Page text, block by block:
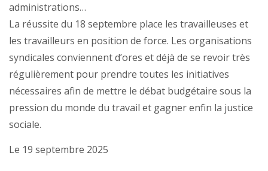
administrations…
La réussite du 18 septembre place les travailleuses et
les travailleurs en position de force. Les organisations
syndicales conviennent d’ores et déjà de se revoir très
régulièrement pour prendre toutes les initiatives
nécessaires afin de mettre le débat budgétaire sous la
pression du monde du travail et gagner enfin la justice
sociale.
Le 19 septembre 2025